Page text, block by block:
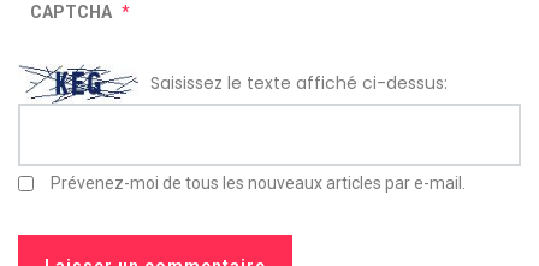
CAPTCHA *
Saisissez le texte affiché ci-dessus:
Prévenez-moi de tous les nouveaux articles par e-mail.